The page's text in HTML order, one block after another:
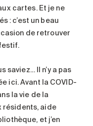
cartes. Et je ne
: c’est un beau
de retrouver
saviez… Il n’y a pas
ici. Avant la COVID-
la vie de la
résidents, aide
et j’en